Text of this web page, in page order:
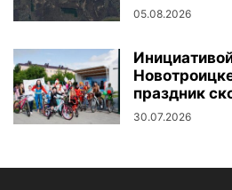
05.08.2026
праздник
30.07.2026